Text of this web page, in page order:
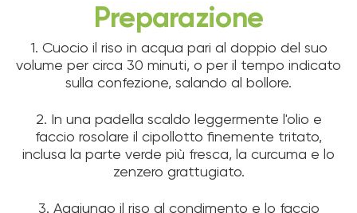
Preparazione
1. Cuocio il riso in acqua pari al doppio del suo
volume per circa 30 minuti, o per il tempo indicato
sulla confezione, salando al bollore.
2. In una padella scaldo leggermente l'olio e
faccio rosolare il cipollotto finemente tritato,
inclusa la parte verde più fresca, la curcuma e lo
zenzero grattugiato.
3. Aggiungo il riso al condimento e lo faccio